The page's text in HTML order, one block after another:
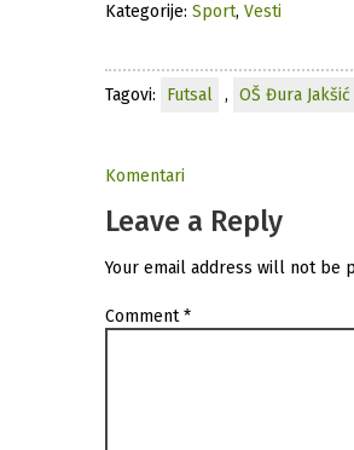
Kategorije: Sport, Vesti
Tagovi: Futsal , OŠ Đura Jakšić
Komentari
Leave a Reply
Your email address will not be
Comment*